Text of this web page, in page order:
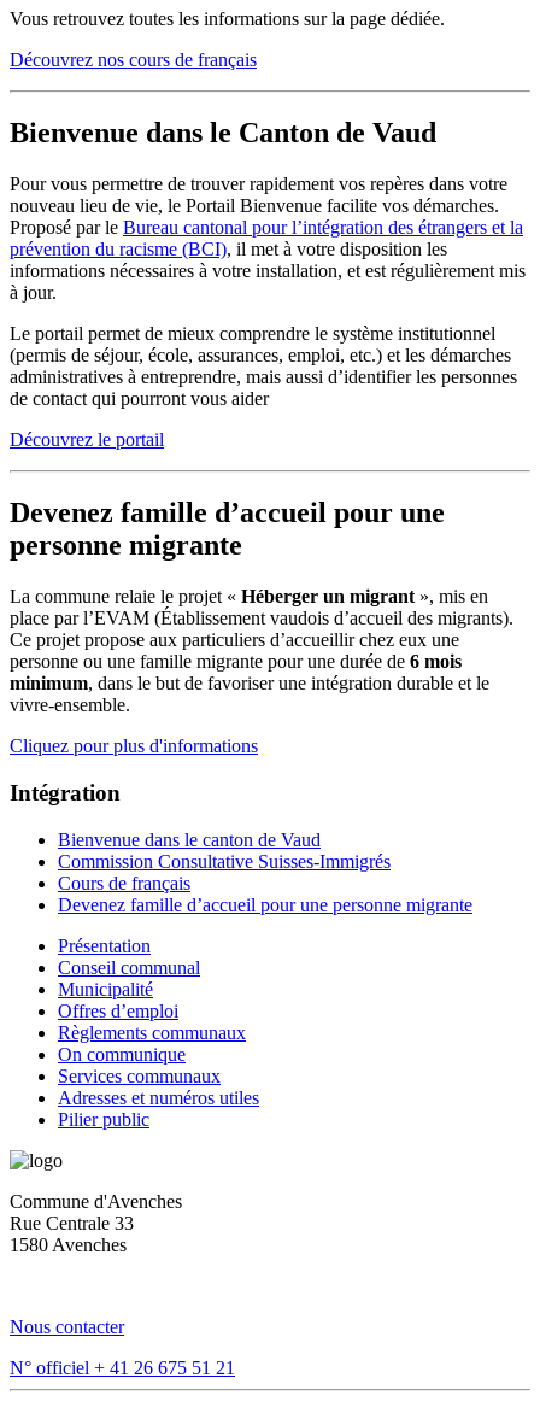
Vous retrouvez toutes les informations sur la page dédiée.
Découvrez nos cours de français
Bienvenue dans le Canton de Vaud
Pour vous permettre de trouver rapidement vos repères dans votre
nouveau lieu de vie, le Portail Bienvenue facilite vos démarches.
Proposé par le Bureau cantonal pour l’intégration des étrangers et la
prévention du racisme (BCI), il met à votre disposition les
informations nécessaires à votre installation, et est régulièrement mis
à jour.
Le portail permet de mieux comprendre le système institutionnel
(permis de séjour, école, assurances, emploi, etc.) et les démarches
administratives à entreprendre, mais aussi d’identifier les personnes
de contact qui pourront vous aider
Découvrez le portail
Devenez famille d’accueil pour une
personne migrante
La commune relaie le projet « Héberger un migrant », mis en
place par l’EVAM (Établissement vaudois d’accueil des migrants).
Ce projet propose aux particuliers d’accueillir chez eux une
personne ou une famille migrante pour une durée de 6 mois
minimum, dans le but de favoriser une intégration durable et le
vivre-ensemble.
Cliquez pour plus d'informations
Intégration
Bienvenue dans le canton de Vaud
Commission Consultative Suisses-Immigrés
Cours de français
Devenez famille d’accueil pour une personne migrante
Présentation
Conseil communal
Municipalité
Offres d’emploi
Règlements communaux
On communique
Services communaux
Adresses et numéros utiles
Pilier public
Commune d'Avenches
Rue Centrale 33
1580 Avenches
Nous contacter
N° officiel + 41 26 675 51 21